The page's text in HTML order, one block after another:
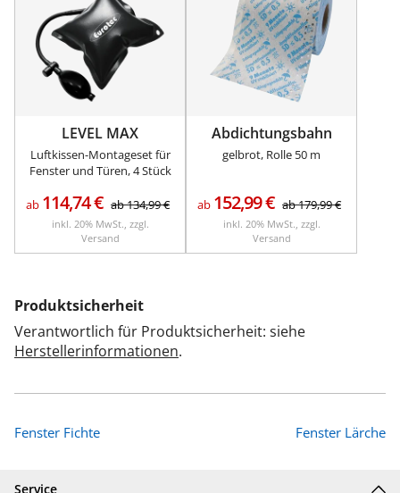
LEVEL MAX
Luftkissen-Montageset für
Fenster und Türen, 4 Stück
ab 114,74€ ab134,99€
inkl. 20% MwSt., zzgl.
Versand
Abdichtungsbahn
gelbrot, Rolle 50 m
ab 152,99€ ab179,99€
inkl. 20% MwSt., zzgl.
Versand
Produktsicherheit
Verantwortlich für Produktsicherheit: siehe
Herstellerinformationen.
Fenster Fichte Fenster Lärche
Service